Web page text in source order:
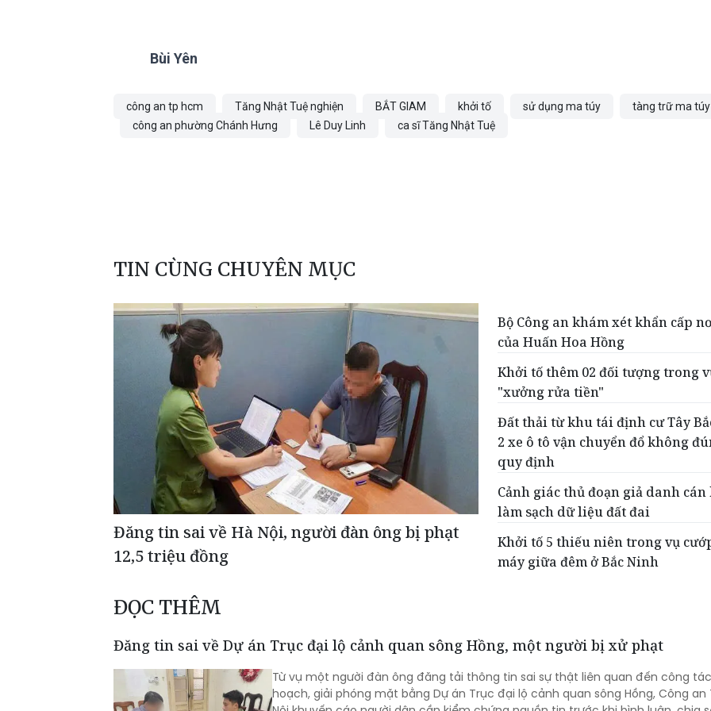
Bùi Yên
công an tp hcm Tăng Nhật Tuệ nghiện BẮT GIAM khởi tố sử dụng ma túy
tàng trữ ma túy
công an phường Chánh Hưng
Lê Duy Linh ca sĩ Tăng Nhật Tuệ
TIN CÙNG CHUYÊN MỤC
Đăng tin sai về Hà Nội, người đàn ông bị phạt
12,5 triệu đồng
Bộ Công an khám xét khẩn cấp
của Huấn Hoa Hồng
Khởi tố thêm 02 đối tượng trong
"xưởng rửa tiền"
Đất thải từ khu tái định cư Tây
2 xe ô tô vận chuyển đổ không
quy định
Cảnh giác thủ đoạn giả danh cán
làm sạch dữ liệu đất đai
Khởi tố 5 thiếu niên trong vụ
máy giữa đêm ở Bắc Ninh
ĐỌC THÊM
Đăng tin sai về Dự án Trục đại lộ cảnh quan sông Hồng, một người bị xử phạt
Từ vụ một người đàn ông đăng tải thông tin sai sự thật liên quan đến công
hoạch, giải phóng mặt bằng Dự án Trục đại lộ cảnh quan sông Hồng, Công an